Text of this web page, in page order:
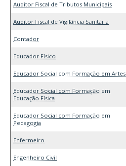
Auditor Fiscal de Tributos Municipais
Auditor Fiscal de Vigilância Sanitária
Contador
Educador Físico
Educador Social com Formação em Artes
Educador Social com Formação em
Educação Física
Educador Social com Formação em
Pedagogia
Enfermeiro
Engenheiro Civil